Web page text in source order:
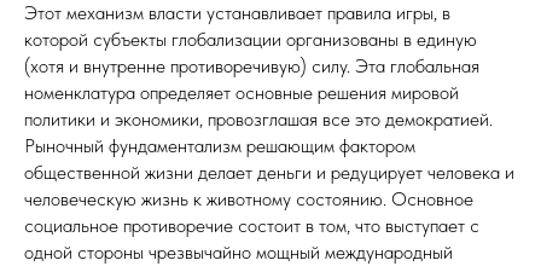
Этот механизм власти устанавливает правила игры, в
которой субъекты глобализации организованы в единую
(хотя и внутренне противоречивую) силу. Эта глобальная
номенклатура определяет основные решения мировой
политики и экономики, провозглашая все это демократией.
Рыночный фундаментализм решающим фактором
общественной жизни делает деньги и редуцирует человека и
человеческую жизнь к животному состоянию. Основное
социальное противоречие состоит в том, что выступает с
одной стороны чрезвычайно мощный международный